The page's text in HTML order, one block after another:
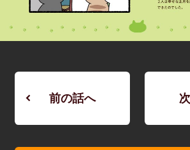
前の話へ